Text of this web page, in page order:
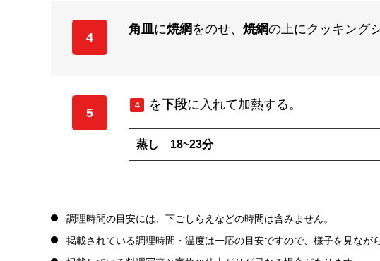
4
角皿に焼網 をのせ、 焼網の上にクッキング
5
4 を下段に入れて加熱する。
蒸し 18~23分
調理時間の目安には、下ごしらえなどの時間は含みません。
掲載されている調理時間・温度は一応の目安ですので、様子を見なが